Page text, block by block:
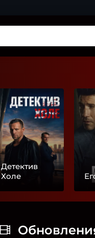
Детектив
Холе